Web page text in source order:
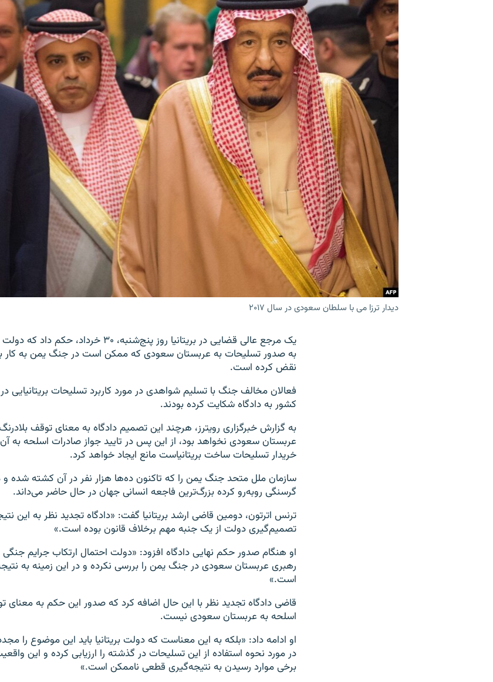
دیدار ترزا می با سلطان سعودی در سال ۲۰۱۷
یک مرجع عالی قضایی در بریتانیا روز پنج‌شنبه،
به صدور تسلیحات به عربستان سعودی که ممکن است در جنگ یمن به کار
نقض کرده است.
فعالان مخالف جنگ با تسلیم شواهدی در مورد کاربرد تسلیحات بریتانیایی
کشور به دادگاه شکایت کرده بودند.
به گزارش خبرگزاری رویترز، هرچند این تصمیم دادگاه به معنای توقف
عربستان سعودی نخواهد بود، از این پس در تایید جواز صادرات اسلحه به
خریدار تسلیحات ساخت بریتانیاست مانع ایجاد خواهد کرد.
سازمان ملل متحد جنگ یمن را که تاکنون ده‌ها هزار نفر در آن کشته شده و
گرسنگی روبه‌رو کرده بزرگ‌ترین فاجعه انسانی جهان در حال حاضر می‌داند.
ترنس اترتون، دومین قاضی ارشد بریتانیا گفت: «دادگاه تجدید نظر به این
تصمیم‌گیری دولت از یک جنبه مهم برخلاف قانون بوده است.»
او هنگام صدور حکم نهایی دادگاه افزود: «دولت احتمال ارتکاب جرایم
رهبری عربستان سعودی در جنگ یمن را بررسی نکرده و در اين زمينه به
است.»
قاضی دادگاه تجدید نظر با این حال اضافه کرد که صدور این حکم به معنای
اسلحه به عربستان سعودی نیست.
او ادامه داد: «بلکه به این معناست که دولت بریتانیا باید این موضوع را
در مورد نحوه استفاده از این تسلیحات در گذشته را ارزیابی کرده و این
برخی موارد رسیدن به نتیجه‌گیری قطعی ناممکن است.»